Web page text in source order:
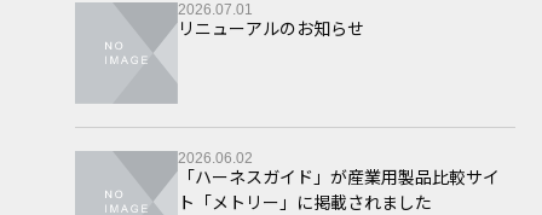
2026.07.01
リニューアルのお知らせ
2026.06.02
「ハーネスガイド」が産業用製品比較サイ
ト「メトリー」に掲載されました